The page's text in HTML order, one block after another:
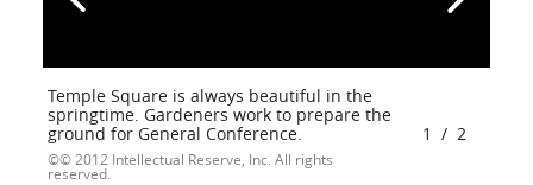
Temple Square is always beautiful in the
springtime. Gardeners work to prepare the
ground for General Conference.
© 2012 Intellectual Reserve, Inc. All rights
reserved.
1 / 2